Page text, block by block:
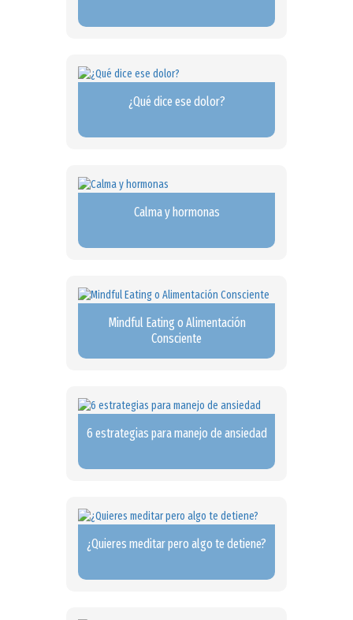
¿Qué dice ese dolor?
Calma y hormonas
Mindful Eating o Alimentación
Consciente
6 estrategias para manejo de ansiedad
¿Quieres meditar pero algo te detiene?